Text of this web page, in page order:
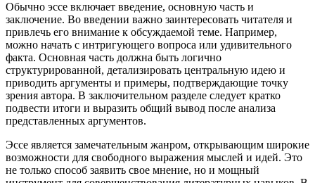
Обычно эссе включает введение, основную часть и
заключение. Во введении важно заинтересовать читателя и
привлечь его внимание к обсуждаемой теме. Например,
можно начать с интригующего вопроса или удивительного
факта. Основная часть должна быть логично
структурированной, детализировать центральную идею и
приводить аргументы и примеры, подтверждающие точку
зрения автора. В заключительном разделе следует кратко
подвести итоги и выразить общий вывод после анализа
представленных аргументов.
Эссе является замечательным жанром, открывающим широкие
возможности для свободного выражения мыслей и идей. Это
не только способ заявить свое мнение, но и мощный